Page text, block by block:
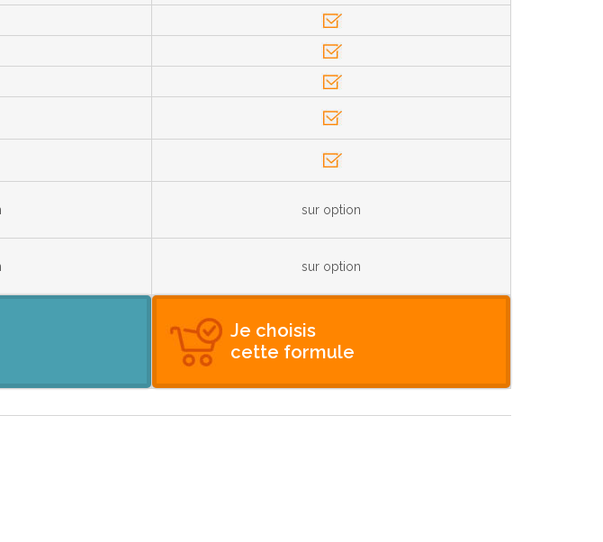
sur option
sur option
Je choisis
cette formule